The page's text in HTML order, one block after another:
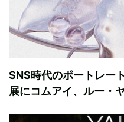
SNS時代のポートレー
展にコムアイ、ルー・